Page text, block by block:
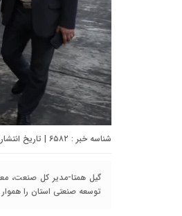
شناسه خبر : ۶۵۸۲ | تاریخ انتشار : ۱۹ خرداد ۱۴۰۳ - ۱۶:۳۳ | تعداد دیدگاه :
گیل همتا-مدیر کل صنعت،
توسعه صنعتی استان را